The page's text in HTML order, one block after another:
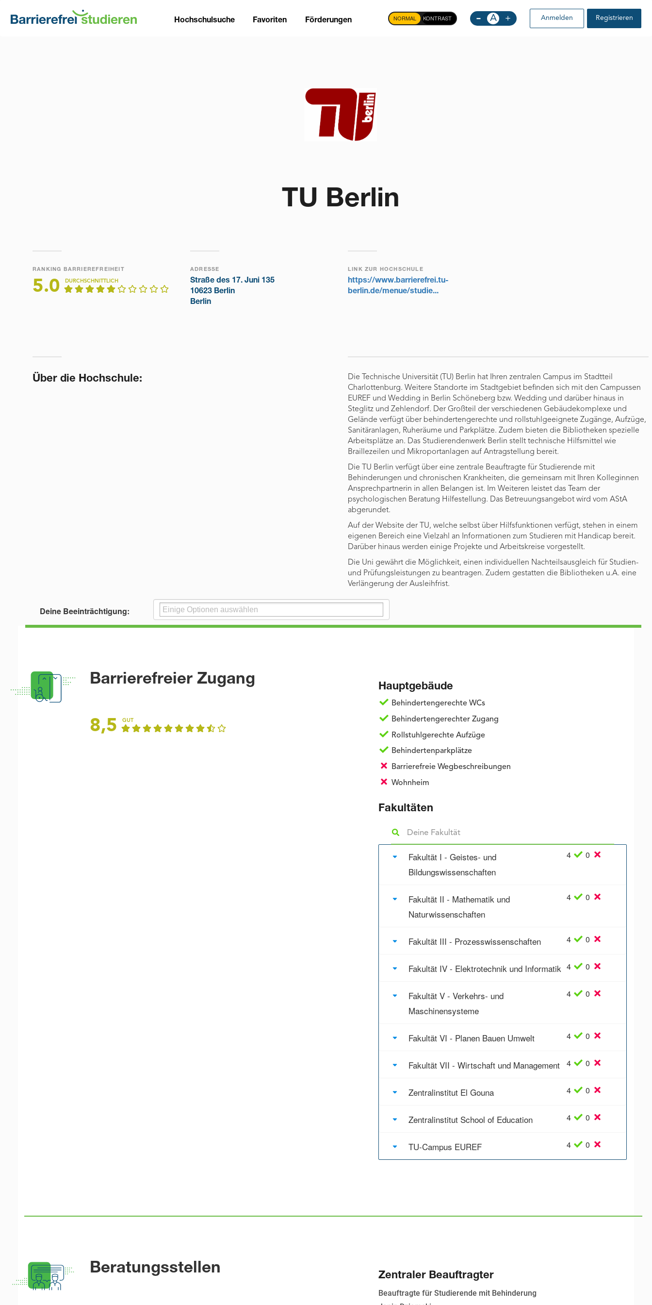
zum
Inhalt
Main
Hochschulsuche Favoriten Förderungen NORMAL KONTRAST - A + Anmelden Registrieren
TU Berlin
RANKING BARRIEREFREIHEIT
5.0 DURCHSCHNITTLICH
ADRESSE
Straße des 17. Juni 135
10623 Berlin
Berlin
LINK ZUR HOCHSCHULE
https://www.barrierefrei.tu-
berlin.de/menue/studie...
Über die Hochschule:
Die Technische Universität (TU) Berlin hat Ihren zentralen Campus im Stadtteil
Charlottenburg. Weitere Standorte im Stadtgebiet befinden sich mit den Campussen
EUREF und Wedding in Berlin Schöneberg bzw. Wedding und darüber hinaus in
Steglitz und Zehlendorf. Der Großteil der verschiedenen Gebäudekomplexe und
Gelände verfügt über behindertengerechte und rollstuhlgeeignete Zugänge, Aufzüge,
Sanitäranlagen, Ruheräume und Parkplätze. Zudem bieten die Bibliotheken spezielle
Arbeitsplätze an. Das Studierendenwerk Berlin stellt technische Hilfsmittel wie
Braillezeilen und Mikroportanlagen auf Antragstellung bereit.
Die TU Berlin verfügt über eine zentrale Beauftragte für Studierende mit
Behinderungen und chronischen Krankheiten, die gemeinsam mit Ihren Kolleginnen
Ansprechpartnerin in allen Belangen ist. Im Weiteren leistet das Team der
psychologischen Beratung Hilfestellung. Das Betreuungsangebot wird vom AStA
abgerundet.
Auf der Website der TU, welche selbst über Hilfsfunktionen verfügt, stehen in einem
eigenen Bereich eine Vielzahl an Informationen zum Studieren mit Handicap bereit.
Darüber hinaus werden einige Projekte und Arbeitskreise vorgestellt.
Die Uni gewährt die Möglichkeit, einen individuellen Nachteilsausgleich für Studien-
und Prüfungsleistungen zu beantragen. Zudem gestatten die Bibliotheken u.A. eine
Verlängerung der Ausleihfrist.
Deine Beeinträchtigung:
Barrierefreier Zugang
8,5 GUT
Hauptgebäude
Behindertengerechte WCs
Behindertengerechter Zugang
Rollstuhlgerechte Aufzüge
Behindertenparkplätze
Barrierefreie Wegbeschreibungen
Wohnheim
Fakultäten
Fakultät I - Geistes- und
Bildungswissenschaften
4 0
Fakultät II - Mathematik und
Naturwissenschaften
4 0
Fakultät III - Prozesswissenschaften 4 0
Fakultät IV - Elektrotechnik und Informatik 4 0
Fakultät V - Verkehrs- und
Maschinensysteme
4 0
Fakultät VI - Planen Bauen Umwelt 4 0
Fakultät VII - Wirtschaft und Management 4 0
Zentralinstitut El Gouna 4 0
Zentralinstitut School of Education 4 0
TU-Campus EUREF 4 0
Beratungsstellen Zentraler Beauftragter
Beauftragte für Studierende mit Behinderung